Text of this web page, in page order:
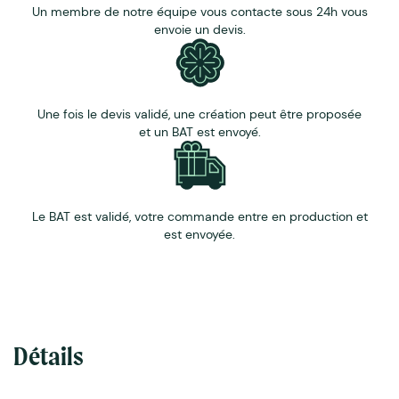
commerciale.
Un membre de notre équipe vous contacte sous 24h vous
envoie un devis.
Une fois le devis validé, une création peut être proposée
et un BAT est envoyé.
Le BAT est validé, votre commande entre en production et
est envoyée.
Détails